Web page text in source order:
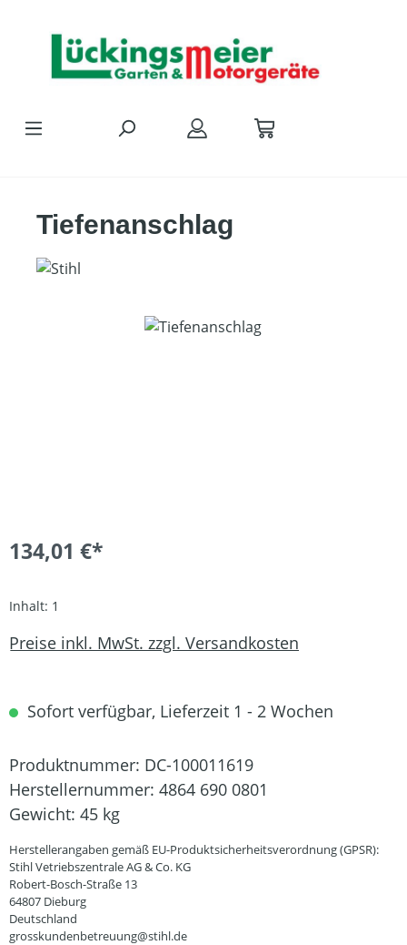
Tiefenanschlag
Bildergalerie überspringen
134,01 €*
Inhalt: 1
Preise inkl. MwSt. zzgl. Versandkosten
Sofort verfügbar, Lieferzeit 1 - 2 Wochen
Produktnummer: DC-100011619
Herstellernummer: 4864 690 0801
Gewicht: 45 kg
Herstellerangaben gemäß EU-Produktsicherheitsverordnung (GPSR):
Stihl Vetriebszentrale AG & Co. KG
Robert-Bosch-Straße 13
64807 Dieburg
Deutschland
grosskundenbetreuung@stihl.de